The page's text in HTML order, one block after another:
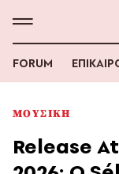
FORUM
ΜΟΥΣΙΚΗ
Release